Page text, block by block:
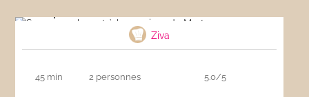
Ziva
45 min 2 personnes 5.0/5